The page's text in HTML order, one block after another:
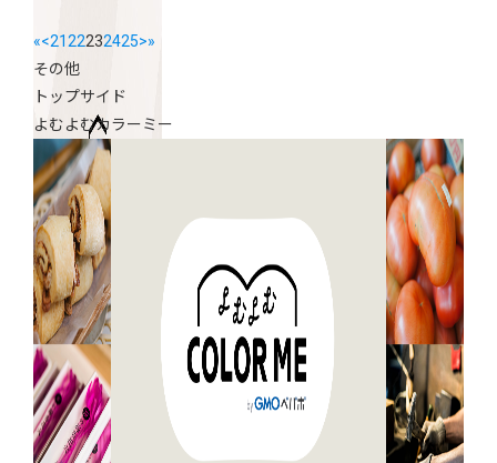
«<2122232425>»
その他
トップサイド
よむよむカラーミー